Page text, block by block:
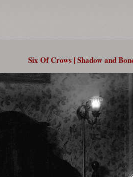
Six Of Crows | Shadow and